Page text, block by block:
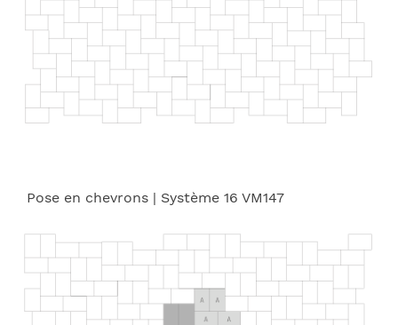
Pose en chevrons | Système 16 VM147